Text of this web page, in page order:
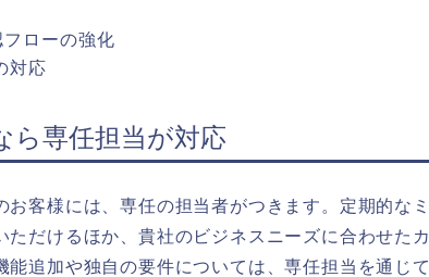
ローの強化
対応
ら専任担当が対応
客様には、専任の担当者がつきます。定期的なミ
だけるほか、貴社のビジネスニーズに合わせたカ
追加や独自の要件については、専任担当を通じて